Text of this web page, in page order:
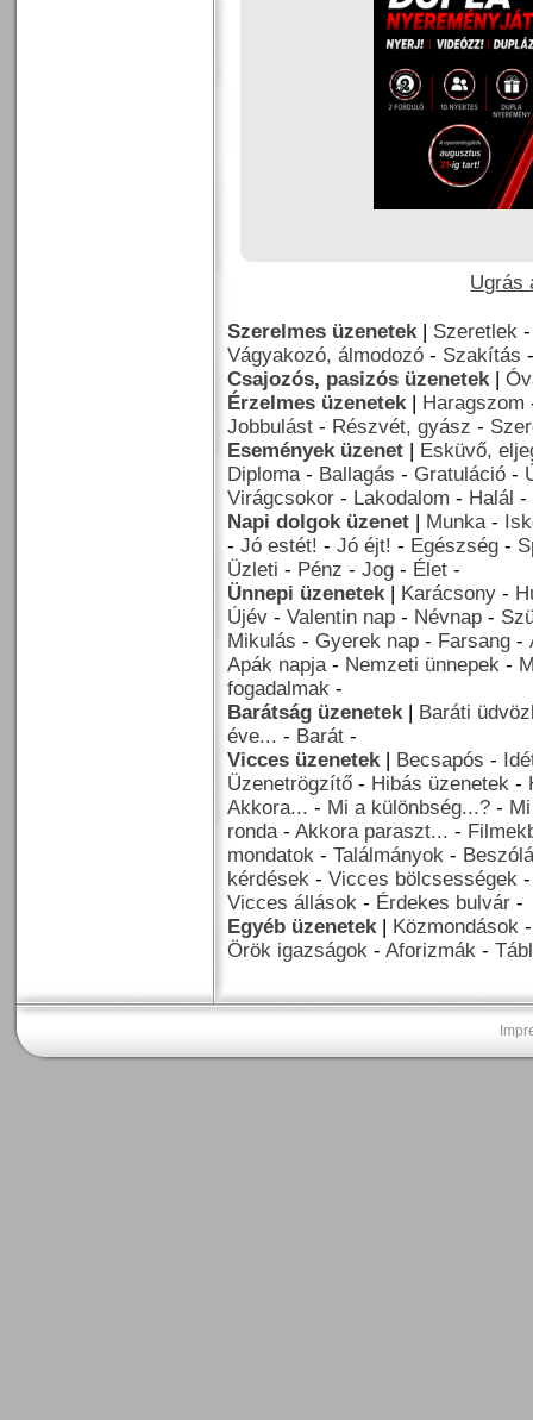
Ugrás
Szerelmes üzenetek| Szeretlek
Vágyakozó, álmodozó - Szakítás
Csajozós, pasizós üzenetek|
Érzelmes üzenetek| Haragszom
Jobbulást - Részvét, gyász -
Események üzenet | Esküvő,
Diploma- Ballagás - Gratuláció -
Virágcsokor - Lakodalom - Halál -
Napi dolgok üzenet | Munka-
- Jó estét! - Jó éjt! - Egészség -
Üzleti - Pénz - Jog - Élet -
Ünnepi üzenetek| Karácsony -
Újév - Valentin nap - Névnap -
Mikulás - Gyerek nap - Farsang -
Apák napja- Nemzeti ünnepek -
fogadalmak -
Barátság üzenetek| Baráti
éve... - Barát -
Vicces üzenetek| Becsapós -
Üzenetrögzítő - Hibás üzenetek -
Akkora... - Mi a különbség...? -
ronda- Akkora paraszt... -
mondatok - Találmányok -
kérdések - Vicces bölcsességek
Vicces állások - Érdekes bulvár -
Egyéb üzenetek| Közmondások
Örök igazságok - Aforizmák -